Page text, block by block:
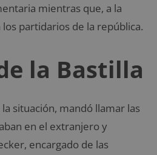
mientras que, a la
partidarios de la república.
la Bastilla
situación, mandó llamar las
en el extranjero y
encargado de las